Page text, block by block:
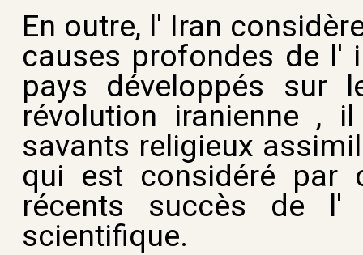
En outre, l' Iran
causes profondes de l'
pays développés sur
révolution iranienne ,
savants religieux
qui est considéré par
récents succès de l'
scientifique.